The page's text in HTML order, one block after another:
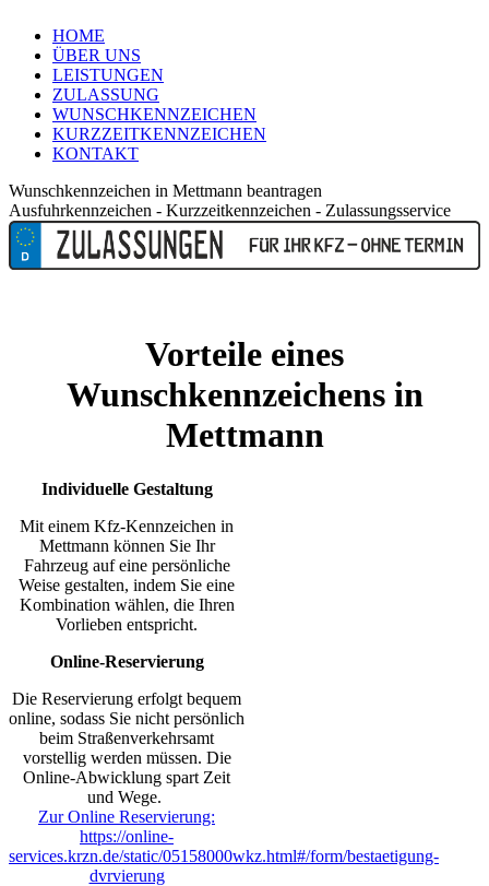
HOME
ÜBER UNS
LEISTUNGEN
ZULASSUNG
WUNSCHKENNZEICHEN
KURZZEITKENNZEICHEN
KONTAKT
Wunschkennzeichen in Mettmann beantragen
Ausfuhrkennzeichen - Kurzzeitkennzeichen - Zulassungsservice
Vorteile eines
Wunschkennzeichens in
Mettmann
Individuelle Gestaltung
Mit einem Kfz-Kennzeichen in
Mettmann können Sie Ihr
Fahrzeug auf eine persönliche
Weise gestalten, indem Sie eine
Kombination wählen, die Ihren
Vorlieben entspricht.
Online-Reservierung
Die Reservierung erfolgt bequem
online, sodass Sie nicht persönlich
beim Straßenverkehrsamt
vorstellig werden müssen. Die
Online-Abwicklung spart Zeit
und Wege.
Zur Online Reservierung:
https://online-
services.krzn.de/static/05158000wkz.html#/form/bestaetigung-
dvrvierung